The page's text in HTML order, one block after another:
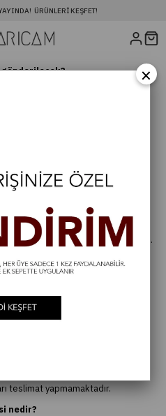
ÜRÜNLERI KEŞFET!
ARAS KARGO ve SÜRAT
3-5 iş günü içerisinde teslim
kargo ücretini görüntüleyebilirsiniz.
isim değişikliği mümkün mü?
firmasına iletebilmemiz için
mu?
teslimat yapmamaktadır.
nedir?
×